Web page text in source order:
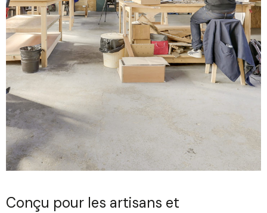
Conçu pour les artisans et